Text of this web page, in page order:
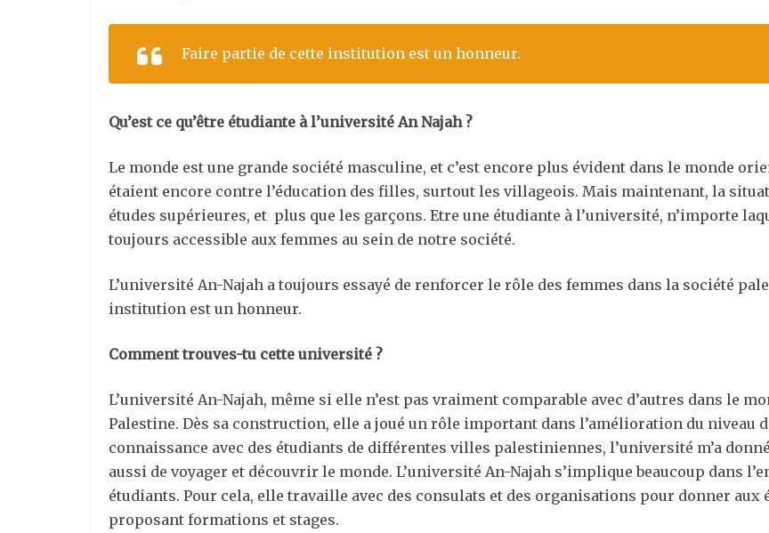
Faire partie de cette institution est un honneur.
Qu’est ce qu’être étudiante à l’université An Najah ?
Le monde est une grande société masculine, et c’est encore plus évident dans le monde
étaient encore contre l’éducation des filles, surtout les villageois. Mais maintenant, la
études supérieures, et plus que les garçons. Etre une étudiante à l’université, n’importe
toujours accessible aux femmes au sein de notre société.
L’université An-Najah a toujours essayé de renforcer le rôle des femmes dans la société
institution est un honneur.
Comment trouves-tu cette université ?
L’université An-Najah, même si elle n’est pas vraiment comparable avec d’autres dans le
Palestine. Dès sa construction, elle a joué un rôle important dans l’amélioration du niveau
connaissance avec des étudiants de différentes villes palestiniennes, l’université m’a
aussi de voyager et découvrir le monde. L’université An-Najah s’implique beaucoup dans
étudiants. Pour cela, elle travaille avec des consulats et des organisations pour donner aux
proposant formations et stages.